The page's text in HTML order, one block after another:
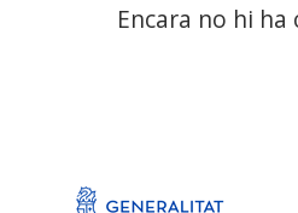
Encara no hi